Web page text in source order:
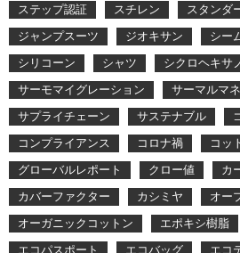
ステップ認証
スチレン
スタンダ
ジャンプスーツ
ジオキサン
シー
シリコーン
シャツ
シクロヘキサ
サーモマイグレーション
サーマルマ
サプライチェーン
サステナブル
コンプライアンス
コロナ禍
コッ
グローバルレポート
クロー値
カ
カバーファクター
カシミヤ
オー
オーガニックコットン
エポキシ樹脂